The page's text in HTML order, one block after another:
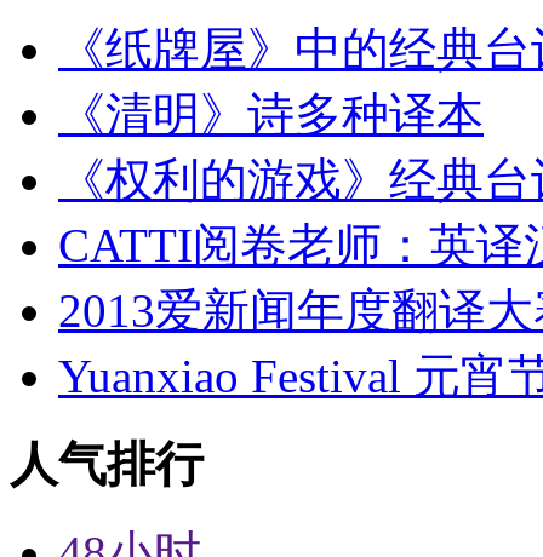
《纸牌屋》中的经典
《清明》诗多种译本
《权利的游戏》经典
CATTI阅卷老师：英译
2013爱新闻年度翻译
Yuanxiao Festival 元宵
人气排行